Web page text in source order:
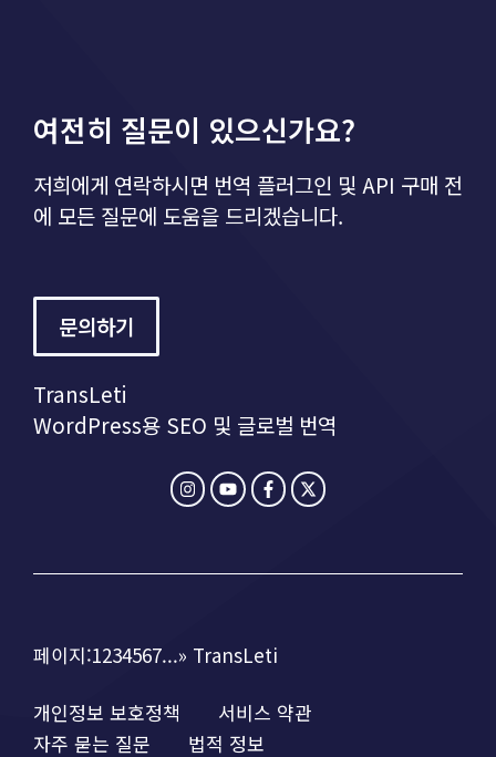
여전히 질문이 있으신가요?
저희에게 연락하시면 번역 플러그인 및 API 구매 전
에 모든 질문에 도움을 드리겠습니다.
문의하기
TransLeti
WordPress용 SEO 및 글로벌 번역
페이지:1234567...» TransLeti
개인정보 보호정책
서비스 약관
자주 묻는 질문
법적 정보